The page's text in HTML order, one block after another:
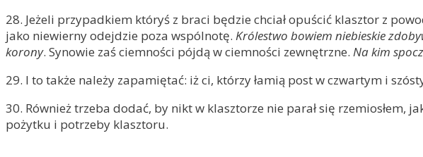
28. Jeżeli przypadkiem któryś z braci będzie chciał opuścić klasztor z
jako niewierny odejdzie poza wspólnotę. Królestwo bowiem niebieskie
korony. Synowie zaś ciemności pójdą w ciemności zewnętrzne. Na kim
29. I to także należy zapamiętać: iż ci, którzy łamią post w czwartym i
30. Również trzeba dodać, by nikt w klasztorze nie parał się
pożytku i potrzeby klasztoru.